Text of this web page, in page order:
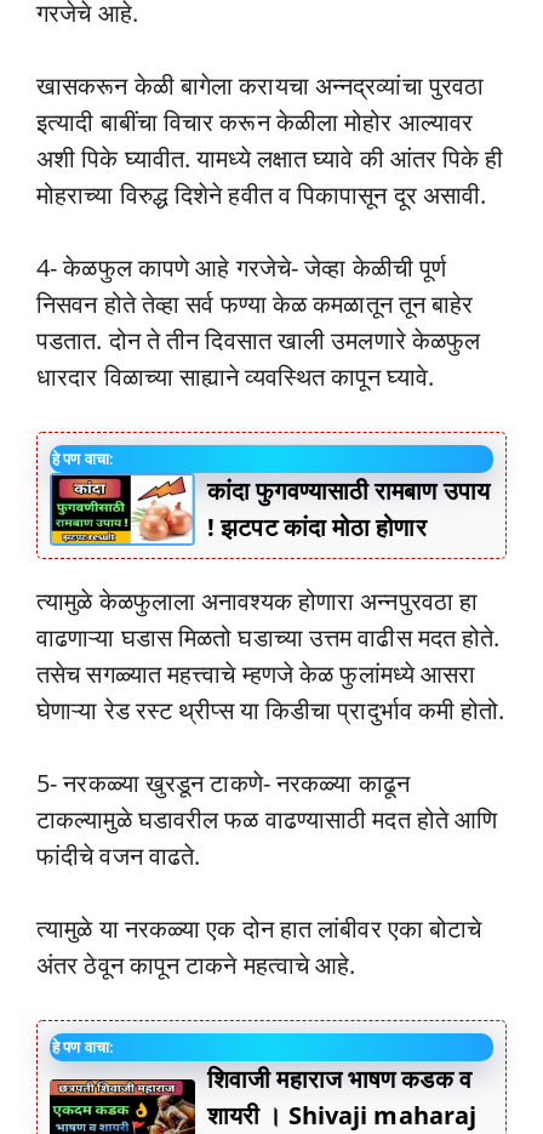
गरजेचे आहे.
खासकरून केळी बागेला करायचा अन्नद्रव्यांचा पुरवठा
इत्यादी बाबींचा विचार करून केळीला मोहोर आल्यावर
अशी पिके घ्यावीत. यामध्ये लक्षात घ्यावे की आंतर पिके ही
मोहराच्या विरुद्ध दिशेने हवीत व पिकापासून दूर असावी.
4- केळफुल कापणे आहे गरजेचे- जेव्हा केळीची पूर्ण
निसवन होते तेव्हा सर्व फण्या केळ कमळातून तून बाहेर
पडतात. दोन ते तीन दिवसात खाली उमलणारे केळफुल
धारदार विळाच्या साह्याने व्यवस्थित कापून घ्यावे.
हे पण वाचा:
कांदा फुगवण्यासाठी रामबाण उपाय
! झटपट कांदा मोठा होणार
त्यामुळे केळफुलाला अनावश्यक होणारा अन्नपुरवठा हा
वाढणाऱ्या घडास मिळतो घडाच्या उत्तम वाढीस मदत होते.
तसेच सगळ्यात महत्त्वाचे म्हणजे केळ फुलांमध्ये आसरा
घेणाऱ्या रेड रस्ट थ्रीप्स या किडीचा प्रादुर्भाव कमी होतो.
5- नरकळ्या खुरडून टाकणे- नरकळ्या काढून
टाकल्यामुळे घडावरील फळ वाढण्यासाठी मदत होते आणि
फांदीचे वजन वाढते.
त्यामुळे या नरकळ्या एक दोन हात लांबीवर एका बोटाचे
अंतर ठेवून कापून टाकने महत्वाचे आहे.
हे पण वाचा:
शिवाजी महाराज भाषण कडक व
शायरी । Shivaji maharaj